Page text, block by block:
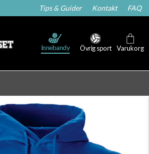
Tips & Guider Kontakt FAQ
Innebandy Övrig sport Varukorg